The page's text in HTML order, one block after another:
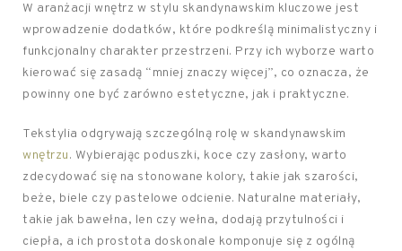
W aranżacji wnętrz w stylu skandynawskim kluczowe jest
wprowadzenie dodatków, które podkreślą minimalistyczny i
funkcjonalny charakter przestrzeni. Przy ich wyborze warto
kierować się zasadą “mniej znaczy więcej”, co oznacza, że
powinny one być zarówno estetyczne, jak i praktyczne.
Tekstylia odgrywają szczególną rolę w skandynawskim
wnętrzu. Wybierając poduszki, koce czy zasłony, warto
zdecydować się na stonowane kolory, takie jak szarości,
beże, biele czy pastelowe odcienie. Naturalne materiały,
takie jak bawełna, len czy wełna, dodają przytulności i
ciepła, a ich prostota doskonale komponuje się z ogólną